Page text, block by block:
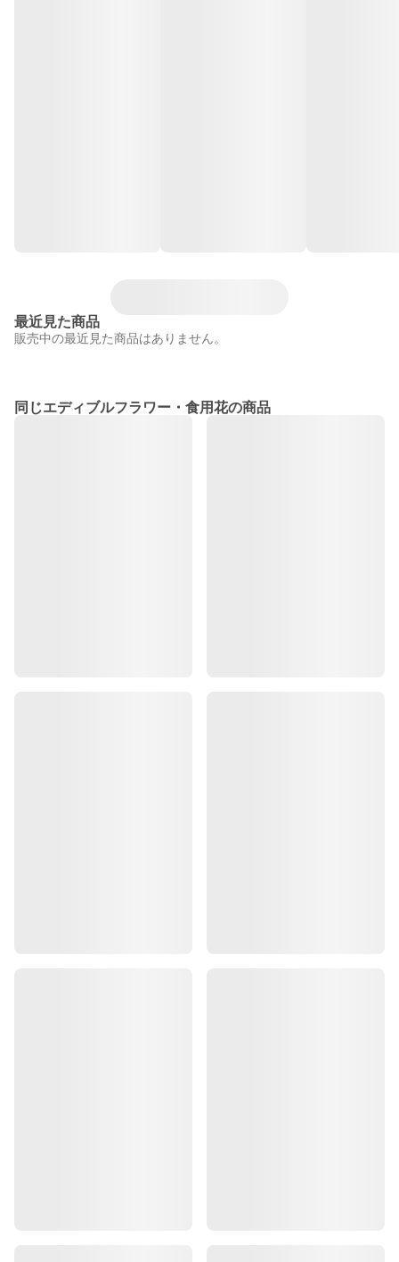
最近見た商品
販売中の最近見た商品はありません。
同じエディブルフラワー・食用花の商品